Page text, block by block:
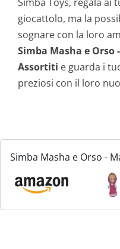
giocattolo, ma la
sognare con la loro
Simba Masha e Orso
Assortiti e guarda i
preziosi con il loro
Simba Masha e Orso -